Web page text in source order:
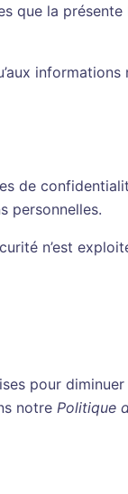
que la
informations
de
personnelles.
n’est
pour
notre Politique